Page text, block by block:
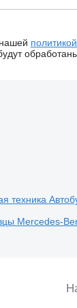
техника
Mercedes-